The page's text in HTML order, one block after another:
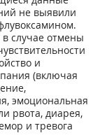
не выявили
случае отмены
и
(включая
эмоциональная
рвота, диарея,
и тревога